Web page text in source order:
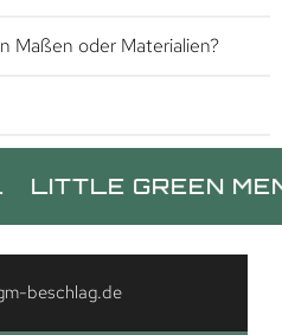
Maßen oder Materialien?
GREEN MEN.
beschlag.de